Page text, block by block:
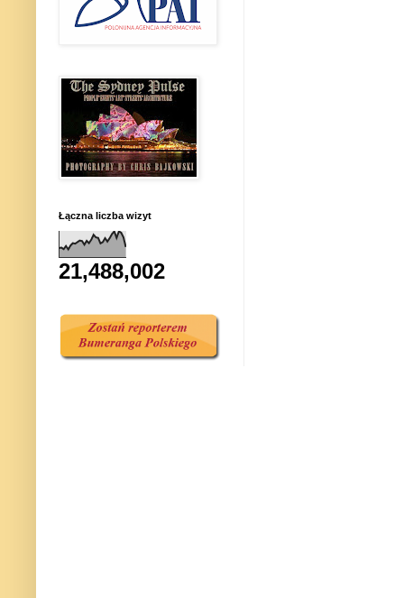
Łączna liczba wizyt
21,488,002